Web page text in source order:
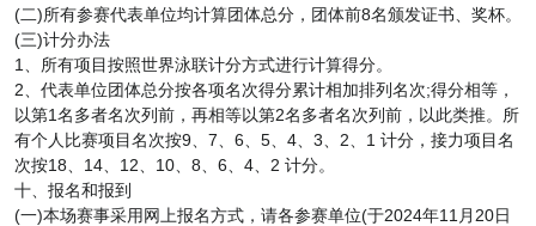
(二)所有参赛代表单位均计算团体总分，团体前8名颁发证书、奖杯。
(三)计分办法
1、所有项目按照世界泳联计分方式进行计算得分。
2、代表单位团体总分按各项名次得分累计相加排列名次;得分相等，
以第1名多者名次列前，再相等以第2名多者名次列前，以此类推。所
有个人比赛项目名次按9、7、6、5、4、3、2、1 计分，接力项目名
次按18、14、12、10、8、6、4、2 计分。
十、报名和报到
(一)本场赛事采用网上报名方式，请各参赛单位(于2024年11月20日